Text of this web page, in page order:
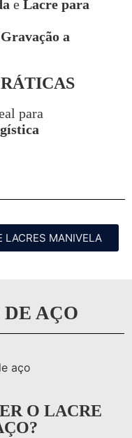
e Lacre para
a
para
LACRES MANIVELA
AÇO
O LACRE